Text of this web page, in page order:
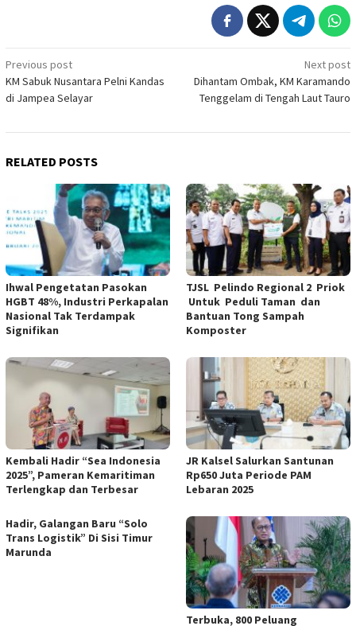
Post
navigation
Previous post
KM Sabuk Nusantara Pelni Kandas
di Jampea Selayar
Next post
Dihantam Ombak, KM Karamando
Tenggelam di Tengah Laut Tauro
RELATED POSTS
Ihwal Pengetatan Pasokan
HGBT 48%, Industri Perkapalan
Nasional Tak Terdampak
Signifikan
TJSL Pelindo Regional 2 Priok
Untuk Peduli Taman dan
Bantuan Tong Sampah
Komposter
Kembali Hadir “Sea Indonesia
2025”, Pameran Kemaritiman
Terlengkap dan Terbesar
JR Kalsel Salurkan Santunan
Rp650 Juta Periode PAM
Lebaran 2025
Hadir, Galangan Baru “Solo
Trans Logistik” Di Sisi Timur
Marunda
Terbuka, 800 Peluang